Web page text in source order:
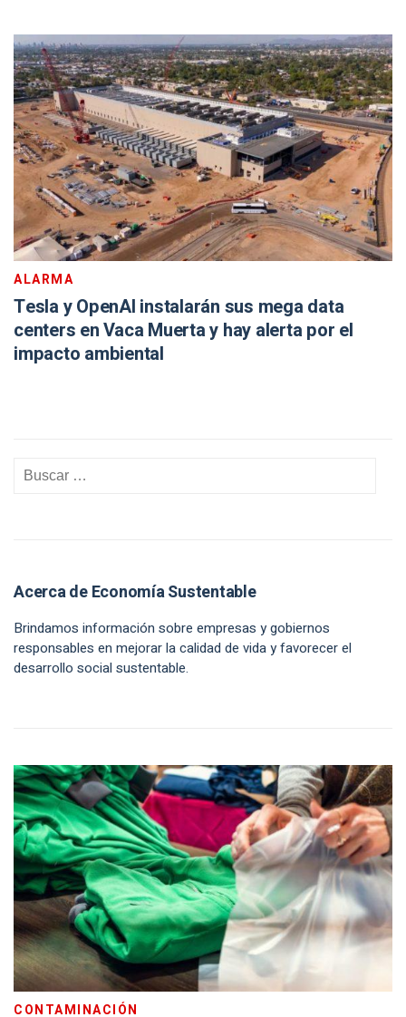
ALARMA
Tesla y OpenAI instalarán sus mega data
centers en Vaca Muerta y hay alerta por el
impacto ambiental
Acerca de Economía Sustentable
Brindamos información sobre empresas y gobiernos
responsables en mejorar la calidad de vida y favorecer el
desarrollo social sustentable.
CONTAMINACIÓN